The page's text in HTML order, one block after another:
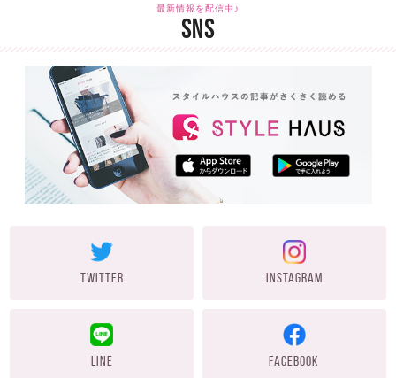
最新情報を配信中♪
SNS
TWITTER INSTAGRAM
LINE FACEBOOK